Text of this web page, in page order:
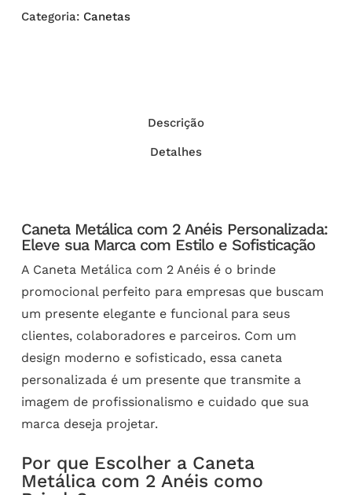
Categoria: Canetas
Descrição
Detalhes
Caneta Metálica com 2 Anéis Personalizada:
Eleve sua Marca com Estilo e Sofisticação
A Caneta Metálica com 2 Anéis é o brinde
promocional perfeito para empresas que buscam
um presente elegante e funcional para seus
clientes, colaboradores e parceiros. Com um
design moderno e sofisticado, essa caneta
personalizada é um presente que transmite a
imagem de profissionalismo e cuidado que sua
marca deseja projetar.
Por que Escolher a Caneta
Metálica com 2 Anéis como